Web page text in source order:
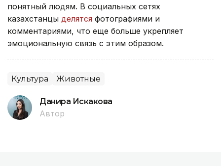
понятный людям. В социальных сетях
казахстанцы делятся фотографиями и
комментариями, что еще больше укрепляет
эмоциональную связь с этим образом.
Культура Животные
Данира Искакова
Автор